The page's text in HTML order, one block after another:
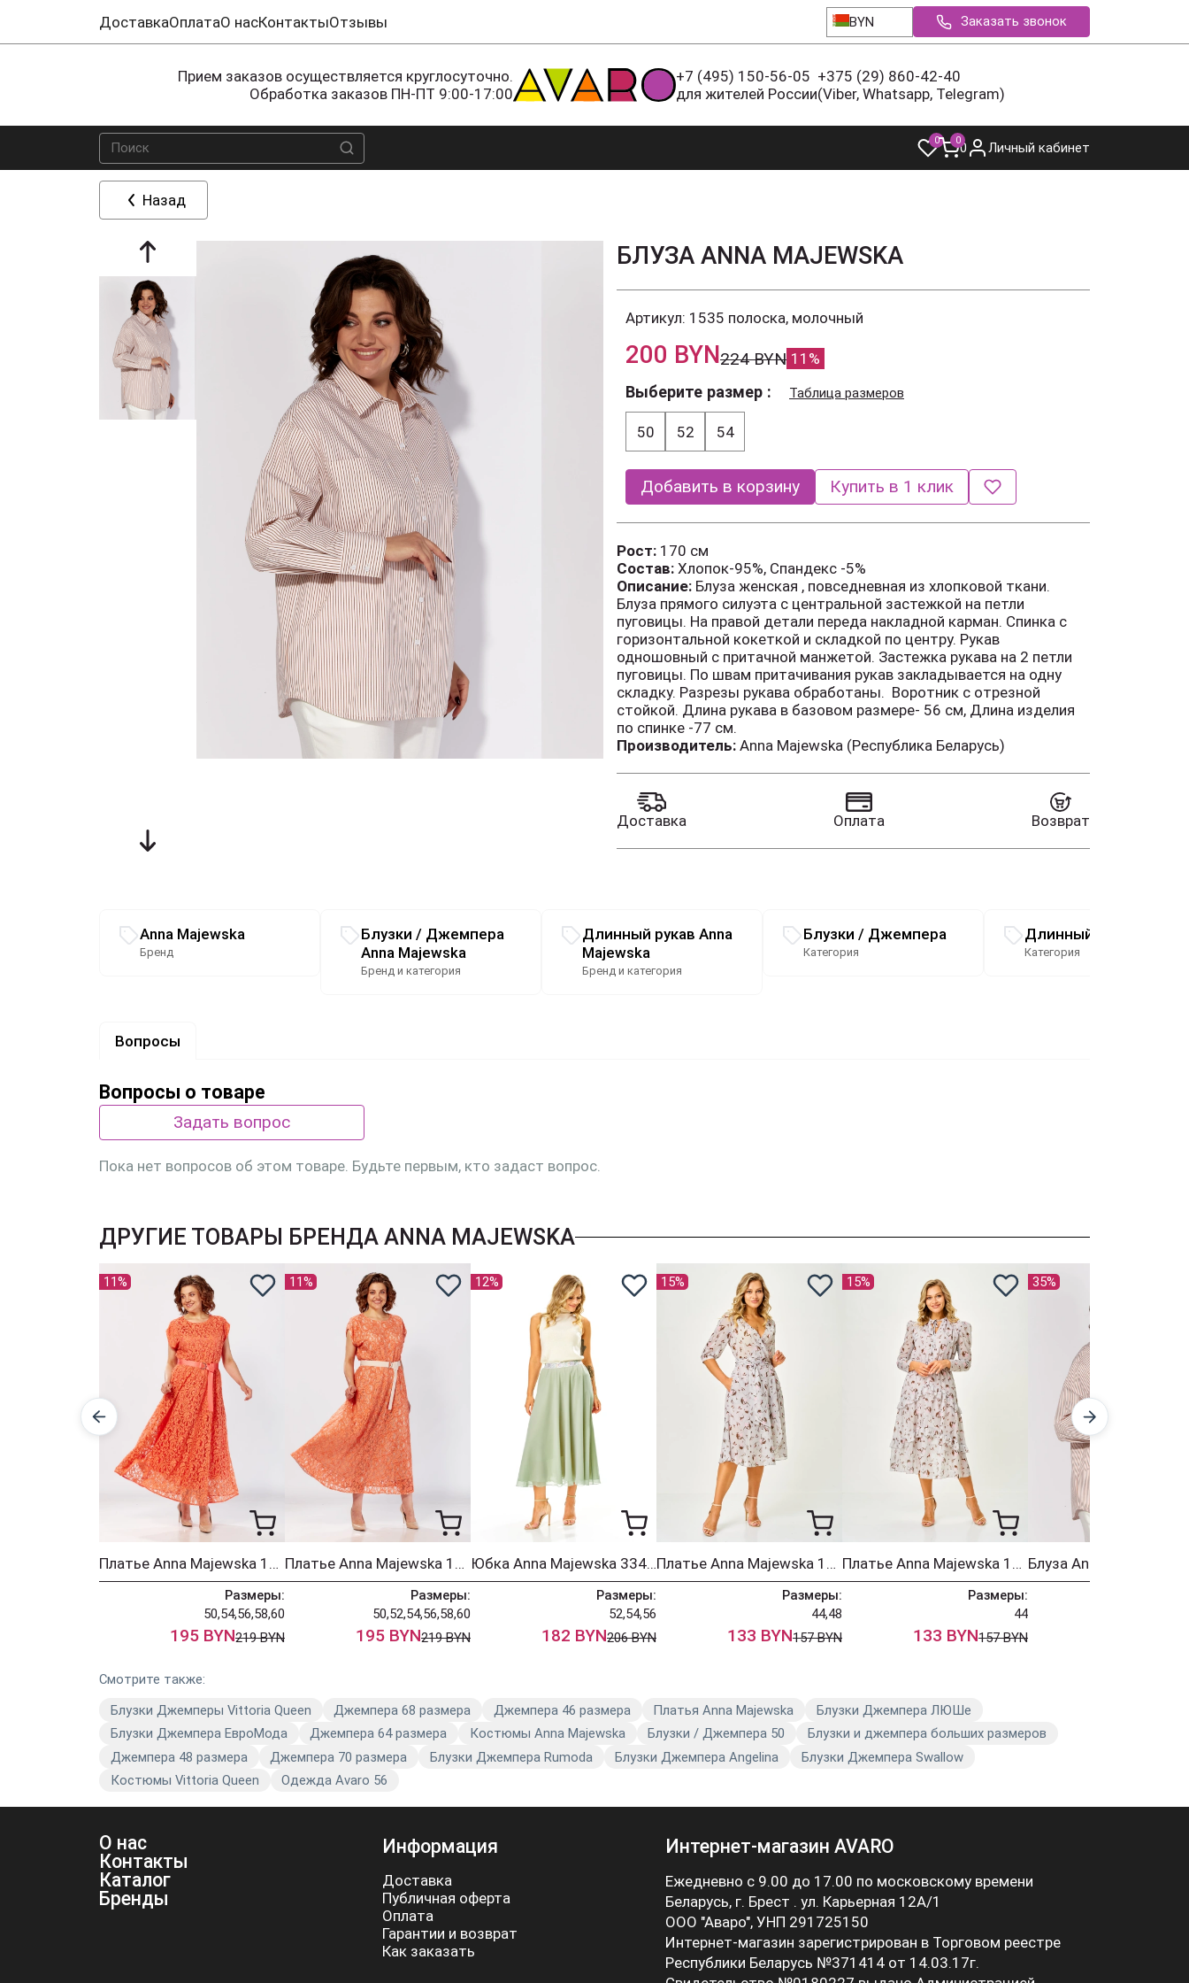
ДоставкаОплатаО насКонтактыОтзывы BYN Заказать звонок
Прием заказов осуществляется круглосуточно.
Обработка заказов ПН-ПТ 9:00-17:00
+7 (495) 150-56-05
для жителей России
+375 (29) 860-42-40
(Viber, Whatsapp, Telegram)
0 00 Личный кабинет
Назад
БЛУЗА ANNA MAJEWSKA
Артикул: 1535 полоска, молочный
200 BYN224 BYN 11%
Выберите размер Таблица размеров
50 52 54
Добавить в корзину Купить в 1 клик
Рост: 170 см
Состав: Хлопок-95%, Спандекс -5%
Описание: Блуза женская , повседневная из хлопковой ткани.
Блуза прямого силуэта с центральной застежкой на петли
пуговицы. На правой детали переда накладной карман. Спинка с
горизонтальной кокеткой и складкой по центру. Рукав
одношовный с притачной манжетой. Застежка рукава на 2 петли
пуговицы. По швам притачивания рукав закладывается на одну
складку. Разрезы рукава обработаны. Воротник с отрезной
стойкой. Длина рукава в базовом размере- 56 см, Длина изделия
по спинке -77 см.
Производитель: Anna Majewska (Республика Беларусь)
Доставка Оплата Возврат
Anna Majewska
Бренд
Блузки / Джемпера
Anna Majewska
Бренд и категория
Длинный рукав Anna
Majewska
Бренд и категория
Блузки / Джемпера
Категория
Длинный рукав
Категория
Вопросы
Вопросы о товаре
Задать вопрос
Пока нет вопросов об этом товаре. Будьте первым, кто задаст вопрос.
ДРУГИЕ ТОВАРЫ БРЕНДА ANNA MAJEWSKA
11%
Платье Anna Majewska 1561
Размеры:
50,54,56,58,60
195 BYN219 BYN
11%
Платье Anna Majewska 1562
Размеры:
50,52,54,56,58,60
195 BYN219 BYN
12%
Юбка Anna Majewska 334 мята
Размеры:
52,54,56
182 BYN206 BYN
15%
Платье Anna Majewska 1565
Размеры:
44,48
133 BYN157 BYN
15%
Платье Anna Majewska 1564
Размеры:
44
133 BYN157 BYN
35%
Смотрите также:
Блузки Джемперы Vittoria Queen
Джемпера 68 размера Джемпера 46 размера Платья Anna Majewska
Блузки Джемпера ЛЮШе
Блузки Джемпера ЕвроМода
Джемпера 64 размера Костюмы Anna Majewska Блузки / Джемпера 50
Блузки и джемпера больших размеров
Джемпера 48 размера
Джемпера 70 размера Блузки Джемпера Rumoda Блузки Джемпера Angelina
Блузки Джемпера Swallow
Костюмы Vittoria Queen
Одежда Avaro 56
О нас
Контакты
Каталог
Бренды
Информация
Доставка
Публичная оферта
Оплата
Гарантии и возврат
Как заказать
Интернет-магазин AVARO
Ежедневно с 9.00 до 17.00 по московскому времени
Беларусь, г. Брест . ул. Карьерная 12А/1
ООО "Аваро", УНП 291725150
Интернет-магазин зарегистрирован в Торговом реестре
Республики Беларусь №371414 от 14.03.17г.